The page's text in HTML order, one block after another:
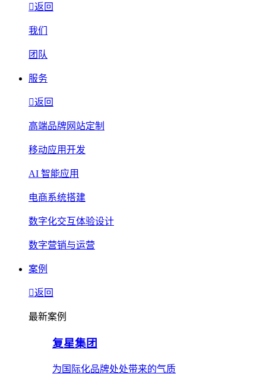
返回
我们
团队
服务
返回
高端品牌网站定制
移动应用开发
AI 智能应用
电商系统搭建
数字化交互体验设计
数字营销与运营
案例
返回
最新案例
复星集团
为国际化品牌处处带来的气质